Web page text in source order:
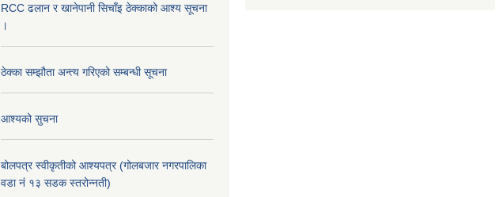
RCC ढलान र खानेपानी सिचाँइ ठेक्काको आश्य सूचना
।
ठेक्का सम्झौता अन्त्य गरिएको सम्बन्धी सूचना
आश्यको सुचना
बोलपत्र स्वीकृतीको आश्यपत्र (गोलबजार नगरपालिका
वडा नं १३ सडक स्तरोन्नती)